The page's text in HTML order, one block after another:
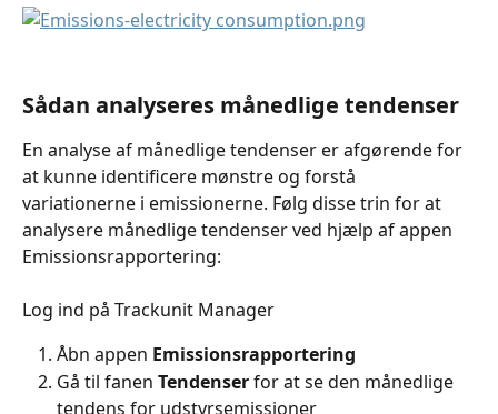
Sådan analyseres månedlige tendenser
En analyse af månedlige tendenser er afgørende for
at kunne identificere mønstre og forstå
variationerne i emissionerne. Følg disse trin for at
analysere månedlige tendenser ved hjælp af appen
Emissionsrapportering:
Log ind på Trackunit Manager
Åbn appen Emissionsrapportering
Gå til fanen Tendenser for at se den månedlige
tendens for udstyrsemissioner